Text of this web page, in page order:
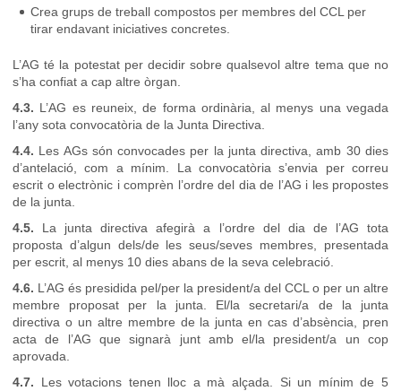
Crea grups de treball compostos per membres del CCL per
tirar endavant iniciatives concretes.
L’AG té la potestat per decidir sobre qualsevol altre tema que no
s’ha confiat a cap altre òrgan.
4.3. L’AG es reuneix, de forma ordinària, al menys una vegada
l’any sota convocatòria de la Junta Directiva.
4.4. Les AGs són convocades per la junta directiva, amb 30 dies
d’antelació, com a mínim. La convocatòria s’envia per correu
escrit o electrònic i comprèn l’ordre del dia de l’AG i les propostes
de la junta.
4.5. La junta directiva afegirà a l’ordre del dia de l’AG tota
proposta d’algun dels/de les seus/seves membres, presentada
per escrit, al menys 10 dies abans de la seva celebració.
4.6. L’AG és presidida pel/per la president/a del CCL o per un altre
membre proposat per la junta. El/la secretari/a de la junta
directiva o un altre membre de la junta en cas d’absència, pren
acta de l’AG que signarà junt amb el/la president/a un cop
aprovada.
4.7. Les votacions tenen lloc a mà alçada. Si un mínim de 5